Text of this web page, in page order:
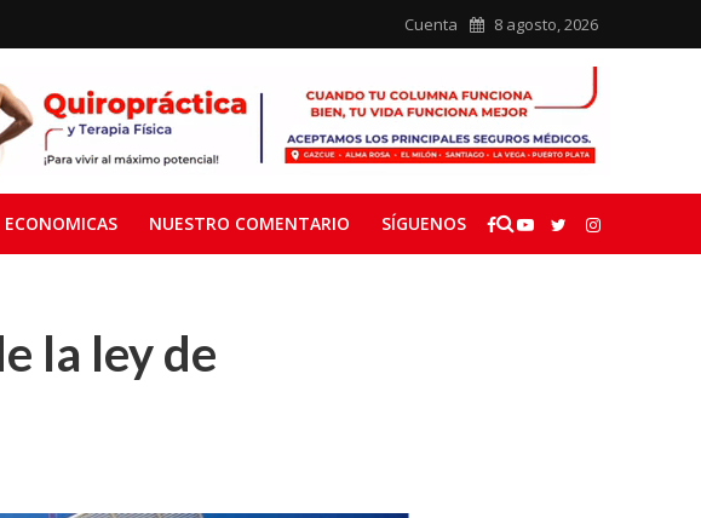
Cuenta 8 agosto, 2026
ECONOMICAS NUESTRO COMENTARIO SÍGUENOS
la ley de